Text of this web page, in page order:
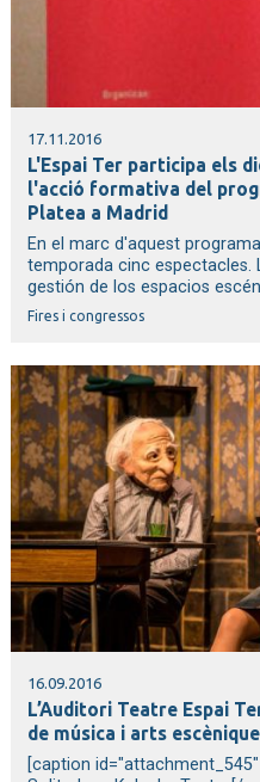
17.11.2016
L'Espai Ter participa els
l'acció formativa del
Platea a Madrid
En el marc d'aquest
temporada cinc espectacles.
gestión de los espacios
Fires i congressos
16.09.2016
L’Auditori Teatre Espai
de música i arts
[caption